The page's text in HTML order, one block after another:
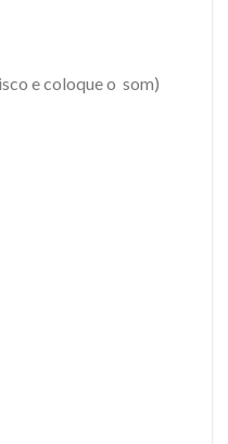
e coloque o som)